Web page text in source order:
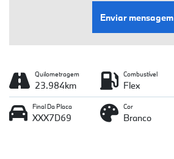
Enviar mensagem
Combustível
Flex
Quilometragem
23.984km
Cor
Branco
Final Da Placa
XXX7D69